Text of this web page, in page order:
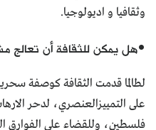
وثقافيا و اديولوجيا.
•هل يمكن للثقافة أن تعالج
لطالما قدمت الثقافة كوصفة
على التمييزالعنصري، لدحر
فلسطين، وللقضاء على الفوارق